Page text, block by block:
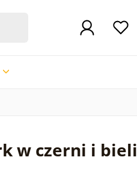
w czerni i bieli